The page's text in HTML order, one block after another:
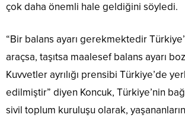
çok daha önemli hale geldiğini söyledi.
“Bir balans ayarı gerekmektedir
araçsa, taşıtsa maalesef balans ayarı
Kuvvetler ayrılığı prensibi Türkiye’de
edilmiştir” diyen Koncuk, Türkiye’nin
sivil toplum kuruluşu olarak,